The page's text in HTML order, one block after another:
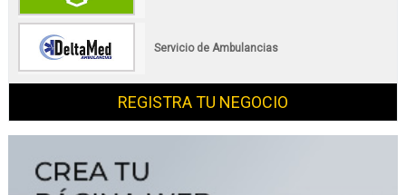
Servicio de Ambulancias
REGISTRA TU NEGOCIO